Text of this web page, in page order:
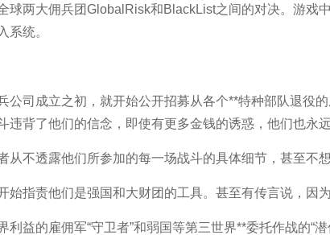
球两大佣兵团GlobalRisk和BlackList之间的对决。游戏
系统。
公司成立之初，就开始公开招募从各个**特种部队退役
违背了他们的信念，即使有更多金钱的诱惑，他们也永
从不透露他们所参加的每一场战斗的具体细节，甚至不
始指责他们是强国和大财团的工具。甚至有传言说，因
利益的雇佣军“守卫者”和弱国等第三世界**委托作战的